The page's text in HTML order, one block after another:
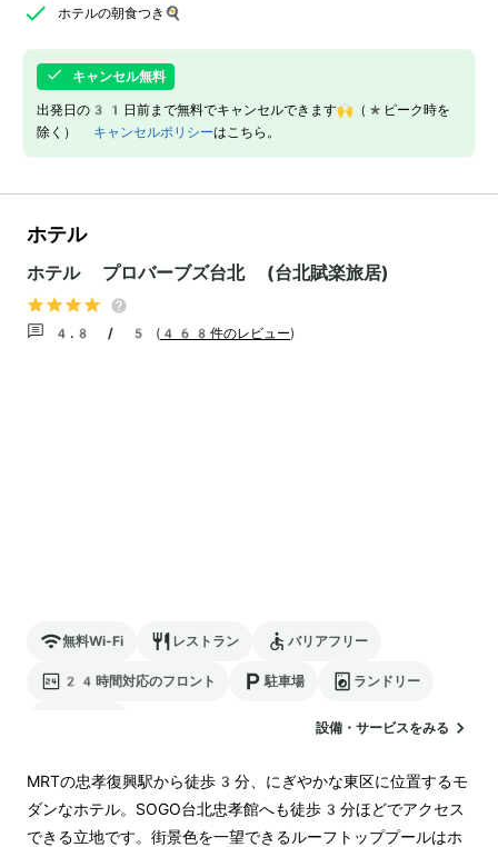
ホテルの朝食つき🍳
キャンセル無料
出発日の31日前まで無料でキャンセルできます🙌（*ピーク時を
除く） キャンセルポリシーはこちら。
ホテル
ホテル プロバーブズ台北 (台北賦楽旅居)
4.8 / 5 ( 468件のレビュー)
無料Wi-Fi レストラン バリアフリー
24時間対応のフロント 駐車場 ランドリー
設備・サービスをみる
MRTの忠孝復興駅から徒歩3分、にぎやかな東区に位置するモ
ダンなホテル。SOGO台北忠孝館へも徒歩3分ほどでアクセス
できる立地です。街景色を一望できるルーフトッププールはホ